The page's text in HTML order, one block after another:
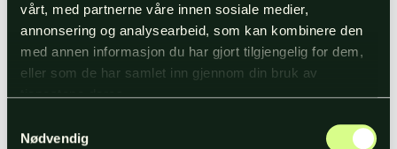
vårt, med partnerne våre innen sosiale medier,
annonsering og analysearbeid, som kan kombinere den
med annen informasjon du har gjort tilgjengelig for dem,
eller som de har samlet inn gjennom din bruk av
tjenestene deres.
Nødvendig
Flyers
Menyer